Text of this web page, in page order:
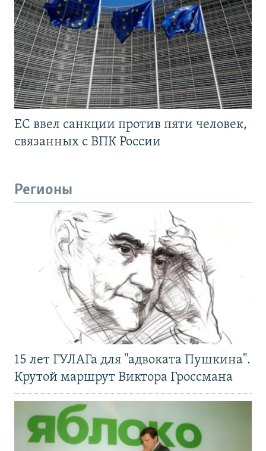
ЕС ввел санкции против пяти человек,
связанных с ВПК России
Регионы
15 лет ГУЛАГа для "адвоката Пушкина".
Крутой маршрут Виктора Гроссмана